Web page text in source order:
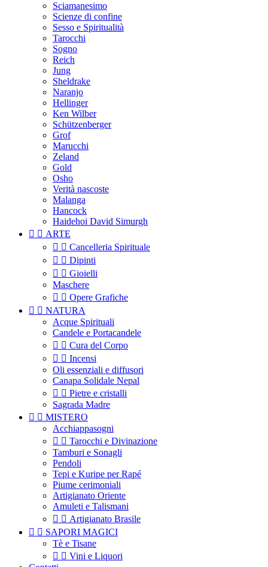
Sciamanesimo
Scienze di confine
Sesso e Spiritualità
Tarocchi
Sogno
Reich
Jung
Sheldrake
Naranjo
Hellinger
Ken Wilber
Schützenberger
Grof
Marucchi
Zeland
Gold
Osho
Verità nascoste
Malanga
Hancock
Haidehoi David Simurgh
  ARTE
  Cancelleria Spirituale
  Dipinti
  Gioielli
Maschere
  Opere Grafiche
  NATURA
Acque Spirituali
Candele e Portacandele
  Cura del Corpo
  Incensi
Oli essenziali e diffusori
Canapa Solidale Nepal
  Pietre e cristalli
Sagrada Madre
  MISTERO
Acchiappasogni
  Tarocchi e Divinazione
Tamburi e Sonagli
Pendoli
Tepi e Kuripe per Rapé
Piume cerimoniali
Artigianato Oriente
Amuleti e Talismani
  Artigianato Brasile
  SAPORI MAGICI
Tè e Tisane
  Vini e Liquori